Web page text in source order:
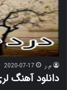
م.ر 2020-07-17
دانلود آهنگ